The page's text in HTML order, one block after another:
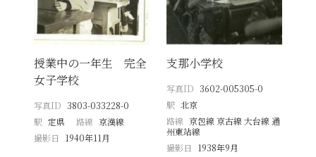
授業中の一年生 完全
女子学校
写真ID 3803-033228-0
駅 定県 路線 京漢線
撮影日
1940年11月
支那小学校
写真ID 3602-005305-0
駅 北京
路線 京包線 京古線 大台線 通
州東站線
撮影日
1938年9月